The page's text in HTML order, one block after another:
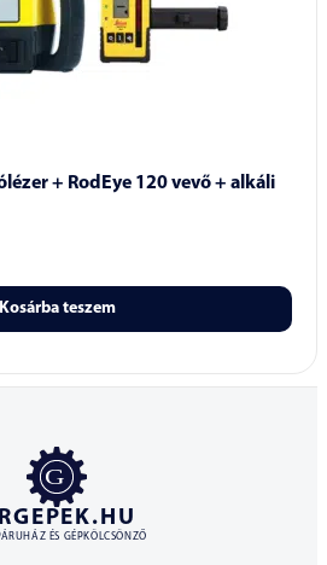
+ RodEye 120 vevő + alkáli
Kosárba teszem
ÉS GÉPKÖLCSÖNZŐ